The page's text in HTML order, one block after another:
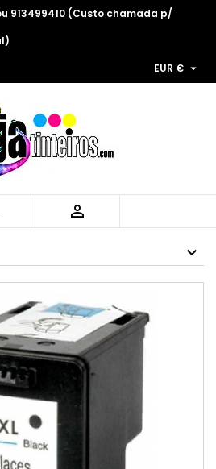
913499410 (Custo chamada p/
EUR € 

de desejos ×
×
((createText))
×
in to save products in your